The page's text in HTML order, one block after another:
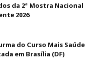
da 2ª Mostra Nacional
2026
do Curso Mais Saúde
em Brasília (DF)